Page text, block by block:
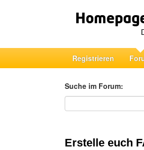
Registrieren
Suche im Forum:
Suche im Forum
Erstelle euch